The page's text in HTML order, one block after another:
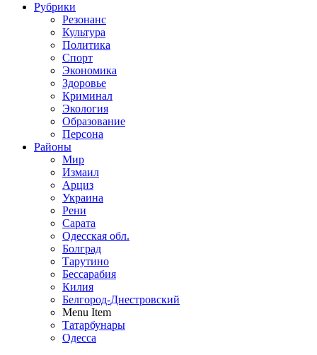
Рубрики
Резонанс
Культура
Политика
Спорт
Экономика
Здоровье
Криминал
Экология
Образование
Персона
Районы
Мир
Измаил
Арциз
Украина
Рени
Сарата
Одесская обл.
Болград
Тарутино
Бессарабия
Килия
Белгород-Днестровский
Menu Item
Татарбунары
Одесса